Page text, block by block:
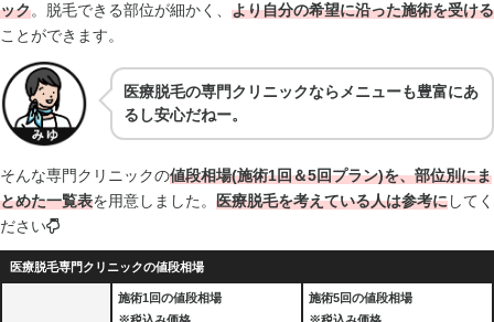
ック。脱毛できる部位が細かく、 より自分の希望に沿った施術を受ける
ことができます。
医療脱毛の専門クリニックならメニューも豊富にあ
るし安心だねー。
そんな専門クリニックの値段相場(施術1回＆5回プラン)を、部位別にま
とめた一覧表を用意しました。 医療脱毛を考えている人は参考にしてく
ださい
医療脱毛専門クリニックの値段相場
施術1回の値段相場
施術5回の値段相場